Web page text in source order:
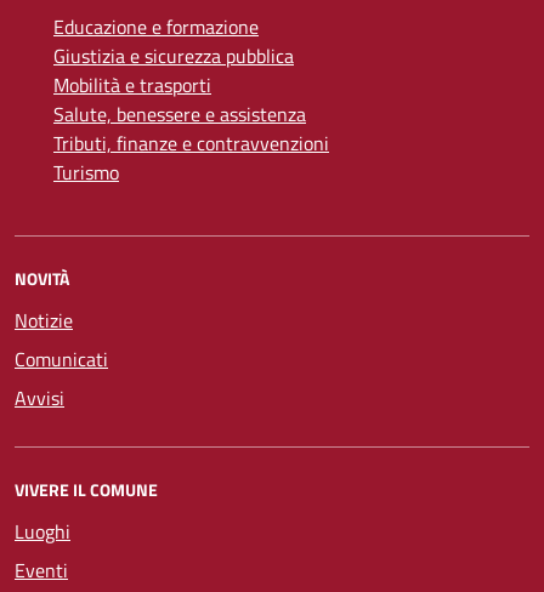
Educazione e formazione
Giustizia e sicurezza pubblica
Mobilità e trasporti
Salute, benessere e assistenza
Tributi, finanze e contravvenzioni
Turismo
NOVITÀ
Notizie
Comunicati
Avvisi
VIVERE IL COMUNE
Luoghi
Eventi